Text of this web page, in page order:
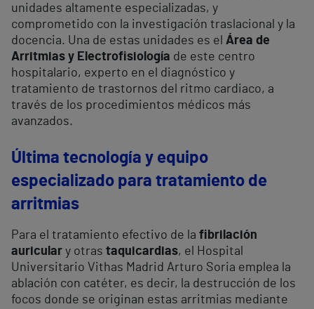
unidades altamente especializadas, y
comprometido con la investigación traslacional y la
docencia. Una de estas unidades es el Área de
Arritmias y Electrofisiología de este centro
hospitalario, experto en el diagnóstico y
tratamiento de trastornos del ritmo cardiaco, a
través de los procedimientos médicos más
avanzados.
Última tecnología y equipo
especializado para tratamiento de
arritmias
Para el tratamiento efectivo de la fibrilación
auricular y otras taquicardias, el Hospital
Universitario Vithas Madrid Arturo Soria emplea la
ablación con catéter, es decir, la destrucción de los
focos donde se originan estas arritmias mediante